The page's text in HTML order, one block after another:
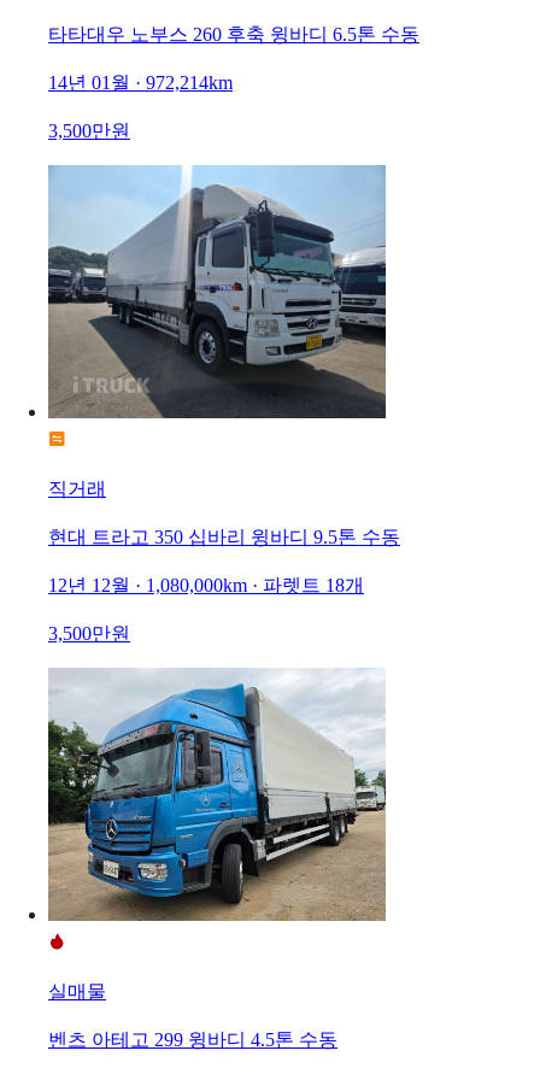
타타대우 노부스 260 후축 윙바디 6.5톤 수동
14년 01월 · 972,214km
3,500만원
직거래
현대 트라고 350 십바리 윙바디 9.5톤 수동
12년 12월 · 1,080,000km · 파렛트 18개
3,500만원
실매물
벤츠 아테고 299 윙바디 4.5톤 수동